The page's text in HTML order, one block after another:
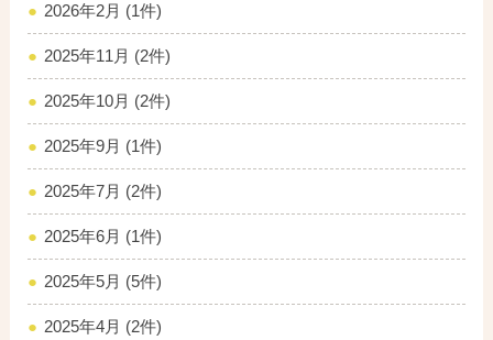
2026年2月 (1件)
2025年11月 (2件)
2025年10月 (2件)
2025年9月 (1件)
2025年7月 (2件)
2025年6月 (1件)
2025年5月 (5件)
2025年4月 (2件)